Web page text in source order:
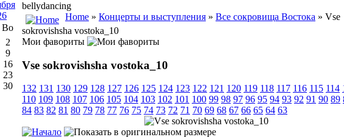
bellydancing
Home » Концерты и выступления » Все сокровища Востока » Vse
sokrovishsha vostoka_10
Мои фавориты
Vse sokrovishsha vostoka_10
132 131 130 129 128 127 126 125 124 123 122 121 120 119 118 117 116 115 114
110 109 108 107 106 105 104 103 102 101 100 99 98 97 96 95 94 93 92 91 90 89
84 83 82 81 80 79 78 77 76 75 74 73 72 71 70 69 68 67 66 65 64 63
Во
2
9
16
23
30